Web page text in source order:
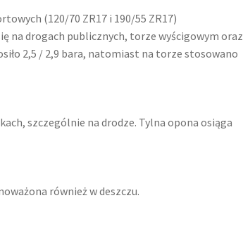
(120/70 ZR17 i 190/55 ZR17)
na drogach publicznych, torze wyścigowym oraz
2,5 / 2,9 bara, natomiast na torze stosowano
szczególnie na drodze. Tylna opona osiąga
również w deszczu.